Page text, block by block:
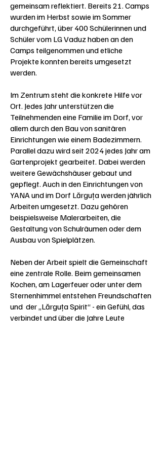
gemeinsam reflektiert. Bereits 21. Camps
wurden im Herbst sowie im Sommer
durchgeführt, über 400 Schülerinnen und
Schüler vom LG Vaduz haben an den
Camps teilgenommen und etliche
Projekte konnten bereits umgesetzt
werden.
Im Zentrum steht die konkrete Hilfe vor
Ort. Jedes Jahr unterstützen die
Teilnehmenden eine Familie im Dorf, vor
allem durch den Bau von sanitären
Einrichtungen wie einem Badezimmern.
Parallel dazu wird seit 2024 jedes Jahr am
Gartenprojekt gearbeitet. Dabei werden
weitere Gewächshäuser gebaut und
gepflegt. Auch in den Einrichtungen von
YANA und im Dorf Lărguța werden jährlich
Arbeiten umgesetzt. Dazu gehören
beispielsweise Malerarbeiten, die
Gestaltung von Schulräumen oder dem
Ausbau von Spielplätzen.
Neben der Arbeit spielt die Gemeinschaft
eine zentrale Rolle. Beim gemeinsamen
Kochen, am Lagerfeuer oder unter dem
Sternenhimmel entstehen Freundschaften
und der „Lărguța Spirit“ - ein Gefühl, das
verbindet und über die Jahre Leute